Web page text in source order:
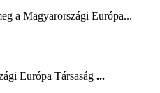
a Magyarországi Európa...
Európa Társaság ...